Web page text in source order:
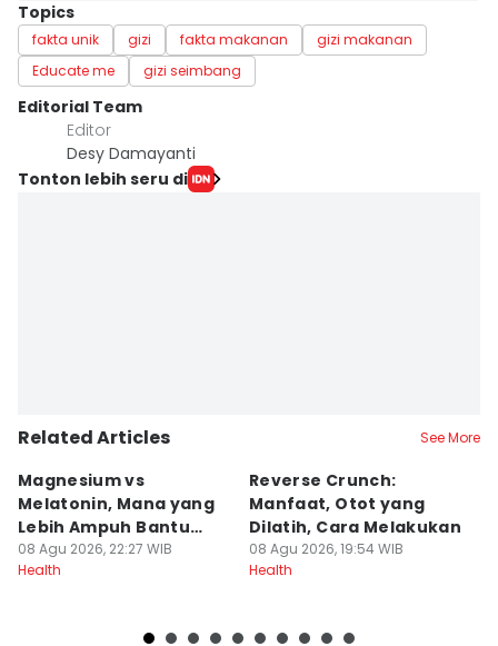
Topics
fakta unik gizi fakta makanan
gizi makanan
Educate me
gizi seimbang
Editorial Team
Editor
Desy Damayanti
Tonton lebih seru di
Related Articles See More
Magnesium vs
Melatonin, Mana yang
Lebih Ampuh Bantu
Tidur?
08 Agu 2026, 22:27 WIB
Health
Reverse Crunch:
Manfaat, Otot yang
Dilatih, Cara Melakukan
08 Agu 2026, 19:54 WIB
Health